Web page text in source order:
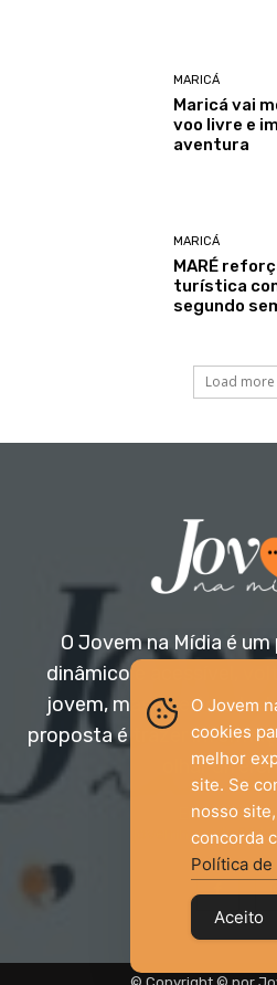
MARICÁ
Maricá vai
voo livre e
aventura
MARICÁ
MARÉ
turística
segundo
Load more
O Jovem na Mídia é
dinâmico e acessível,
jovem, mas aberto a
proposta é trazer
olhar
Entre em
O Jovem
cookies
melhor
site. Se
nosso
concorda
Política
Aceito